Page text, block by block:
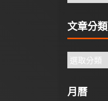
文章分類
月曆